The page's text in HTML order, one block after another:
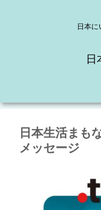
日本に
日
日本生活まも
メッセージ